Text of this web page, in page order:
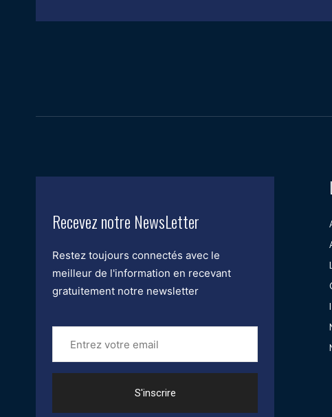
Recevez notre NewsLetter
Restez toujours connectés avec le
meilleur de l'information en recevant
gratuitement notre newsletter
Entrez
votre
email